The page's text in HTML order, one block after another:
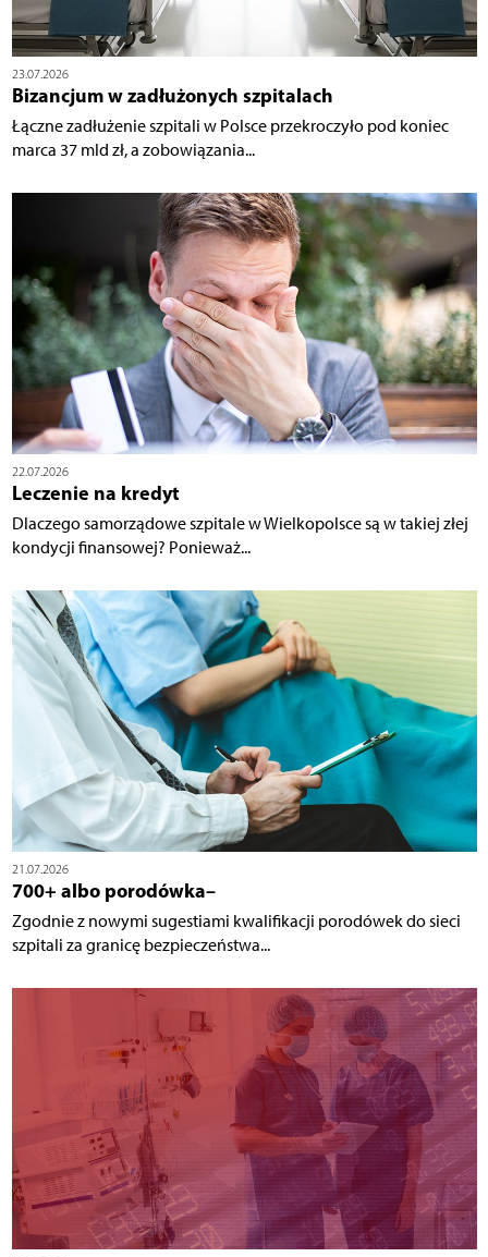
23.07.2026
Bizancjum w zadłużonych szpitalach
Łączne zadłużenie szpitali w Polsce przekroczyło pod koniec
marca 37 mld zł, a zobowiązania...
22.07.2026
Leczenie na kredyt
Dlaczego samorządowe szpitale w Wielkopolsce są w takiej złej
kondycji finansowej? Ponieważ...
21.07.2026
700+ albo porodówka–
Zgodnie z nowymi sugestiami kwalifikacji porodówek do sieci
szpitali za granicę bezpieczeństwa...